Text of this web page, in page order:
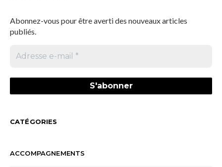
Abonnez-vous pour être averti des nouveaux articles
publiés.
CATÉGORIES
ACCOMPAGNEMENTS